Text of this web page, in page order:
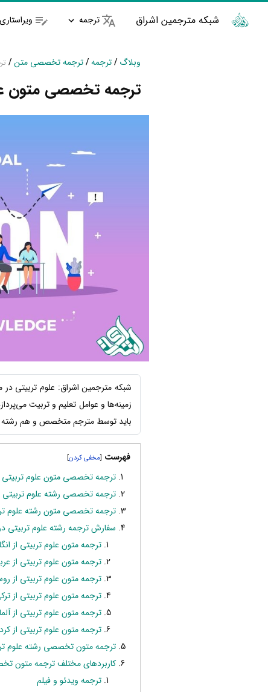
شبکه مترجمین اشراق ترجمه ویراستاری
وبلاگ /ترجمه/ترجمه تخصصی متن/
ترجمه تخصصی متون
شبکه مترجمین اشراق: علوم تربیتی
زمینه‌ها و عوامل تعلیم و تربیت
باید توسط مترجم متخصص و هم رشته
فهرست [
]
ترجمه تخصصی متون علوم تربیتی
ترجمه تخصصی رشته علوم
ترجمه تخصصی متون رشته علوم
سفارش ترجمه رشته علوم تربیتی
ترجمه متون علوم تربیتی از
ترجمه متون علوم تربیتی از
ترجمه متون علوم تربیتی از
ترجمه متون علوم تربیتی از
ترجمه متون علوم تربیتی از
ترجمه متون علوم تربیتی از
ترجمه متون تخصصی رشته علوم
کاربردهای مختلف ترجمه متون
ترجمه ویدئو و فیلم